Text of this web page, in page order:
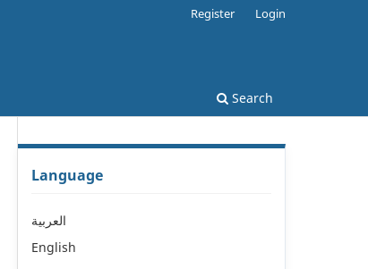
Search
Register Login
Language
العربية
English